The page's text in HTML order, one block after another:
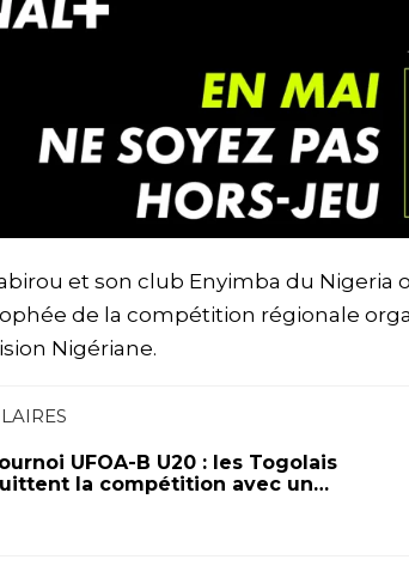
et son club Enyimba du
de la compétition régionale
Nigériane.
UFOA-B U20 : les Togolais
la compétition avec un…